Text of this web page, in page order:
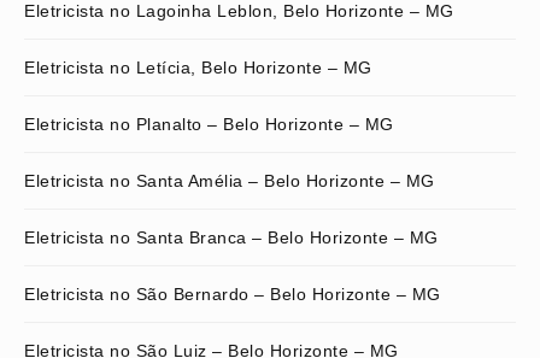
Eletricista no Lagoinha Leblon, Belo Horizonte – MG
Eletricista no Letícia, Belo Horizonte – MG
Eletricista no Planalto – Belo Horizonte – MG
Eletricista no Santa Amélia – Belo Horizonte – MG
Eletricista no Santa Branca – Belo Horizonte – MG
Eletricista no São Bernardo – Belo Horizonte – MG
Eletricista no São Luiz – Belo Horizonte – MG